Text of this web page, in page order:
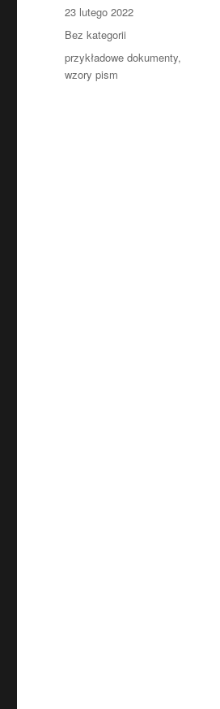
Data
publikacji
23 lutego 2022
Kategorie
Bez kategorii
Tagi
przykładowe dokumenty,
wzory pism